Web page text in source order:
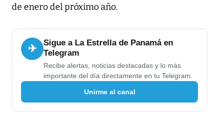
de enero del próximo año.
✈
Sigue a La Estrella de Panamá en
Telegram
Recibe alertas, noticias destacadas y lo más
importante del día directamente en tu Telegram.
Unirme al canal